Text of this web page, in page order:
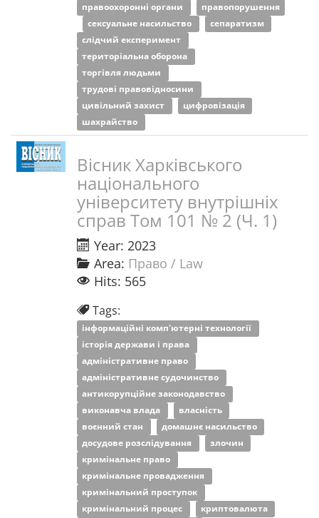
правоохоронні органи
правопорушення
сексуальне насильство
сепаратизм
слідчий експеримент
територіальна оборона
торгівля людьми
трудові правовідносини
цивільний захист
цифровізація
шахрайство
Вісник Харківського
національного
університету внутрішніх
справ Том 101 № 2 (Ч. 1)
Year: 2023
Area: Право / Law
Hits: 565
Tags:
інформаційні комп'ютерні технології
історія держави і права
адміністративне право
адміністративне судочинство
антикорупційне законодавство
виконавча влада
власність
воєнний стан
домашнє насильство
досудове розслідування
злочин
кримінальне право
кримінальне провадження
кримінальний проступок
кримінальний процес
криптовалюта